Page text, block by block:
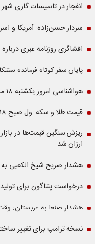
انفجار در تاسیسات گازی
سردار حسن‌زاده: آمریکا و
افشاگری روزنامه عبری
پایان سفر کوتاه فرمانده
هواشناسی امروز یکشنبه ۱۸ مرداد
قیمت طلا و سکه اول صبح ۱۸ مردادماه ۱۴۰۵
ارزان شد
هشدار صریح شیخ الکعبی به
درخواست پنتاگون برای
هشدار صنعا به عربستان:
نسخه ترامپ برای تغییر